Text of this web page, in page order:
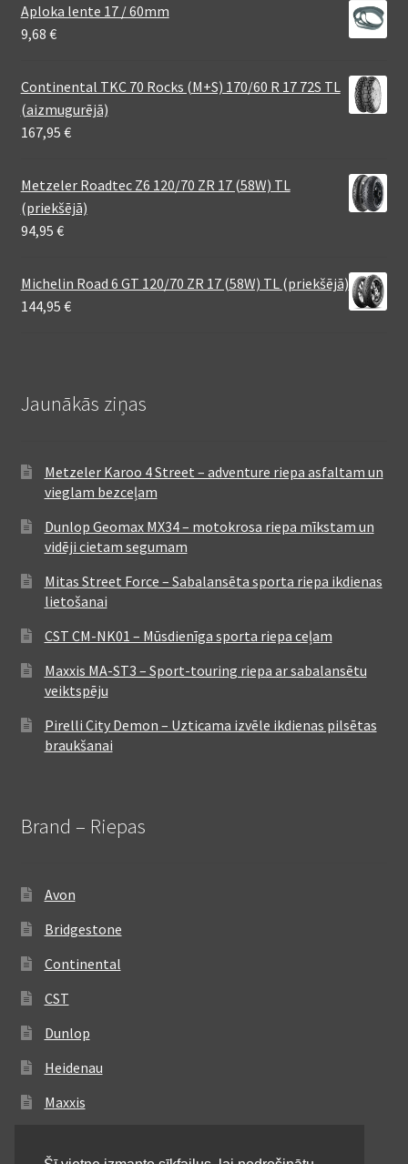
Aploka lente 17 / 60mm
9,68 €
Continental TKC 70 Rocks (M+S) 170/60 R 17 72S TL
(aizmugurējā)
167,95 €
Metzeler Roadtec Z6 120/70 ZR 17 (58W) TL
(priekšējā)
94,95 €
Michelin Road 6 GT 120/70 ZR 17 (58W) TL (priekšējā)
144,95 €
Jaunākās ziņas
Metzeler Karoo 4 Street – adventure riepa asfaltam un
vieglam bezceļam
Dunlop Geomax MX34 – motokrosa riepa mīkstam un
vidēji cietam segumam
Mitas Street Force – Sabalansēta sporta riepa ikdienas
lietošanai
CST CM-NK01 – Mūsdienīga sporta riepa ceļam
Maxxis MA-ST3 – Sport-touring riepa ar sabalansētu
veiktspēju
Pirelli City Demon – Uzticama izvēle ikdienas pilsētas
braukšanai
Brand – Riepas
Avon
Bridgestone
Continental
CST
Dunlop
Heidenau
Maxxis